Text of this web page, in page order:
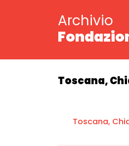
Archivio
Toscana,
Toscana,